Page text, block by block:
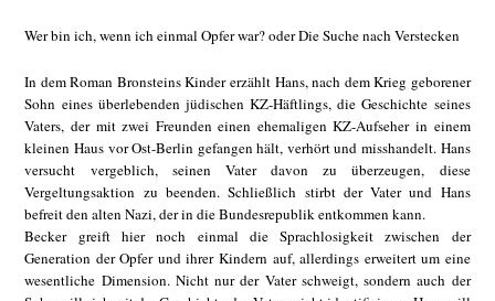
Wer bin ich, wenn ich einmal Opfer war? oder Die Suche nach Verstecken
In dem Roman Bronsteins Kinder erzählt Hans, nach dem Krieg geborener
Sohn eines überlebenden jüdischen KZ-Häftlings, die Geschichte seines
Vaters, der mit zwei Freunden einen ehemaligen KZ-Aufseher in einem
kleinen Haus vor Ost-Berlin gefangen hält, verhört und misshandelt. Hans
versucht vergeblich, seinen Vater davon zu überzeugen, diese
Vergeltungsaktion zu beenden. Schließlich stirbt der Vater und Hans
befreit den alten Nazi, der in die Bundesrepublik entkommen kann.
Becker greift hier noch einmal die Sprachlosigkeit zwischen der
Generation der Opfer und ihrer Kindern auf, allerdings erweitert um eine
wesentliche Dimension. Nicht nur der Vater schweigt, sondern auch der